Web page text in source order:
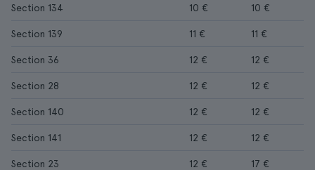
Section 134 10 € 10 €
Section 139 11 € 11 €
Section 36 12 € 12 €
Section 28 12 € 12 €
Section 140 12 € 12 €
Section 141 12 € 12 €
Section 23 12 € 17 €